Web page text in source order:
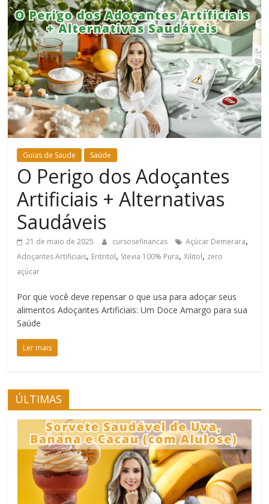
Estar
Guias de Saude Saúde
O Perigo dos Adoçantes
Artificiais + Alternativas
Saudáveis
21 de maio de 2025 cursosefinancas Açúcar Demerara,
Adoçantes Artificiais, Eritritol, Stevia 100% Pura,Xilitol, zero
açúcar
Por que você deve repensar o que usa para adoçar seus
alimentos Adoçantes Artificiais: Um Doce Amargo para sua
Saúde
Ler mais
ÚLTIMAS